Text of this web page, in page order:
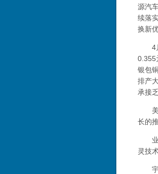
源汽
续落
换新
4月
0.355
银包
排产
承接
美银
长的
业内
灵技
宇树